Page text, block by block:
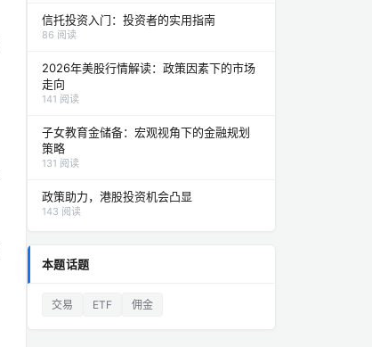
信托投资入门：投资者的实用指南
86 阅读
2026年美股行情解读：政策因素下的市场
走向
141 阅读
子女教育金储备：宏观视角下的金融规划
策略
131 阅读
政策助力，港股投资机会凸显
143 阅读
本题话题
交易 ETF 佣金